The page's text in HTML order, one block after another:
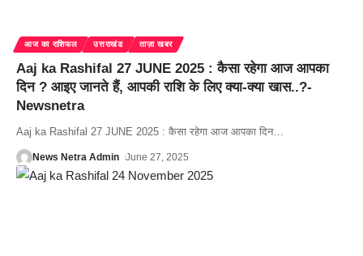
आज का राशिफल उत्तराखंड ताज़ा खबर
Aaj ka Rashifal 27 JUNE 2025 : कैसा रहेगा आज आपका
दिन ? आइए जानते हैं, आपकी राशि के लिए क्या-क्या खास..?-
Newsnetra
Aaj ka Rashifal 27 JUNE 2025 : कैसा रहेगा आज आपका दिन…
News Netra Admin June 27, 2025